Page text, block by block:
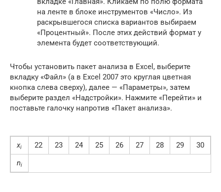
на ленте в блоке инструментов «Число». Из
раскрывшегося списка вариантов выбираем
«Процентный». После этих действий формат у
элемента будет соответствующий.
Чтобы установить пакет анализа в Excel, выберите
вкладку «Файл» (а в Excel 2007 это круглая цветная
кнопка слева сверху), далее — «Параметры», затем
выберите раздел «Надстройки». Нажмите «Перейти» и
поставьте галочку напротив «Пакет анализа».
xi 22 23 24 25 26 27 28 29 30
ni